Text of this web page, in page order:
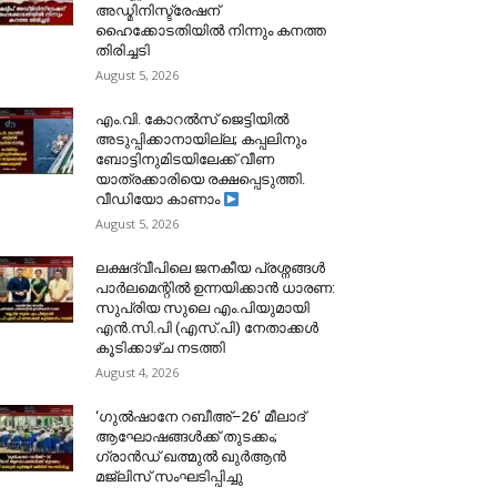
അഡ്മിനിസ്ട്രേഷന്
ഹൈക്കോടതിയിൽ നിന്നും കനത്ത
തിരിച്ചടി
August 5, 2026
​എം.വി. കോറൽസ് ജെട്ടിയിൽ
അടുപ്പിക്കാനായില്ല; കപ്പലിനും
ബോട്ടിനുമിടയിലേക്ക് വീണ
യാത്രക്കാരിയെ രക്ഷപ്പെടുത്തി.
വീഡിയോ കാണാം
August 5, 2026
ലക്ഷദ്വീപിലെ ജനകീയ പ്രശ്നങ്ങൾ
പാർലമെന്റിൽ ഉന്നയിക്കാൻ ധാരണ:
സുപ്രിയ സുലെ എം.പിയുമായി
എൻ.സി.പി (എസ്.പി) നേതാക്കൾ
കൂടിക്കാഴ്ച നടത്തി
August 4, 2026
‘ഗുൽഷാനേ റബീഅ്–26’ മീലാദ്
ആഘോഷങ്ങൾക്ക് തുടക്കം;
ഗ്രാൻഡ് ഖത്മുൽ ഖുർആൻ
മജ്‌ലിസ് സംഘടിപ്പിച്ചു